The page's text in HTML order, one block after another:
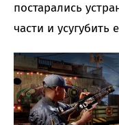
постарались
части и усугубить